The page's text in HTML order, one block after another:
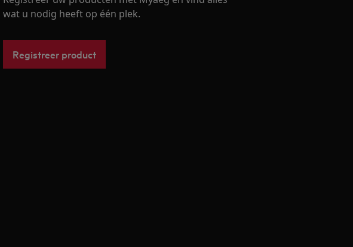
wat u nodig heeft op één plek.
Registreer product